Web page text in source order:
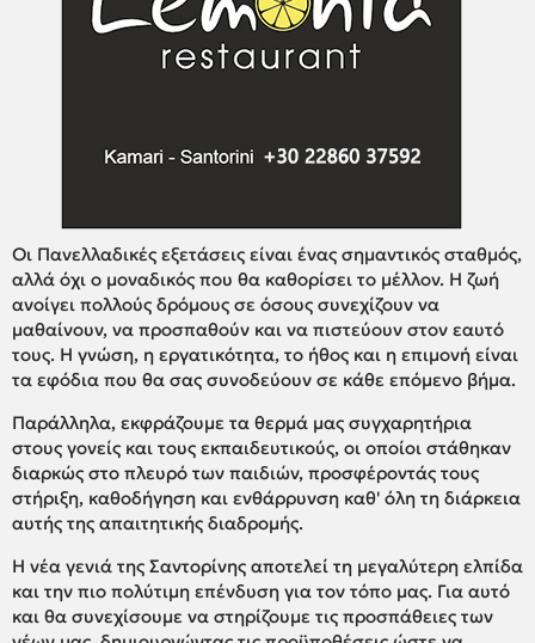
Οι Πανελλαδικές εξετάσεις είναι ένας σημαντικός σταθμός,
αλλά όχι ο μοναδικός που θα καθορίσει το μέλλον. Η ζωή
ανοίγει πολλούς δρόμους σε όσους συνεχίζουν να
μαθαίνουν, να προσπαθούν και να πιστεύουν στον εαυτό
τους. Η γνώση, η εργατικότητα, το ήθος και η επιμονή είναι
τα εφόδια που θα σας συνοδεύουν σε κάθε επόμενο βήμα.
Παράλληλα, εκφράζουμε τα θερμά μας συγχαρητήρια
στους γονείς και τους εκπαιδευτικούς, οι οποίοι στάθηκαν
διαρκώς στο πλευρό των παιδιών, προσφέροντάς τους
στήριξη, καθοδήγηση και ενθάρρυνση καθ' όλη τη διάρκεια
αυτής της απαιτητικής διαδρομής.
Η νέα γενιά της Σαντορίνης αποτελεί τη μεγαλύτερη ελπίδα
και την πιο πολύτιμη επένδυση για τον τόπο μας. Για αυτό
και θα συνεχίσουμε να στηρίζουμε τις προσπάθειες των